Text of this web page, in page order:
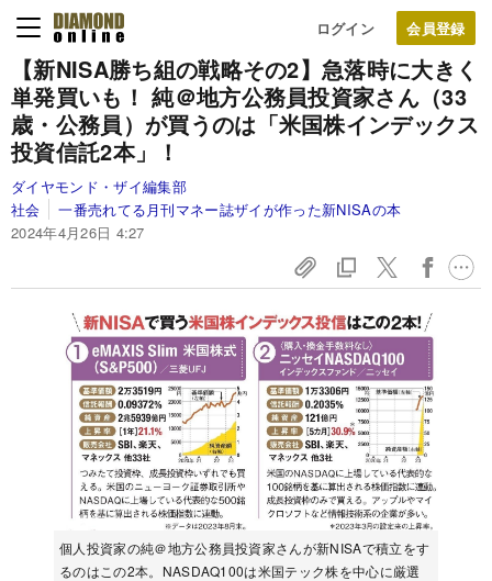
ログイン
【新NISA勝ち組の戦略その2】急落時に大きく
単発買いも！ 純＠地方公務員投資家さん（33
歳・公務員）が買うのは「米国株インデックス
投資信託2本」！
ダイヤモンド・ザイ編集部
社会
一番売れてる月刊マネー誌ザイが作った新NISAの本
2024年4月26日 4:27
個人投資家の純＠地方公務員投資家さんが新NISAで積立をす
るのはこの2本。NASDAQ100は米国テック株を中心に厳選